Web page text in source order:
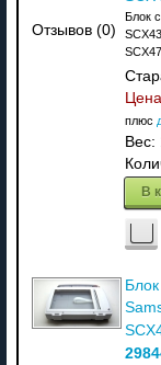
Отзывов (0)
Блок
плюс
Вес:
В